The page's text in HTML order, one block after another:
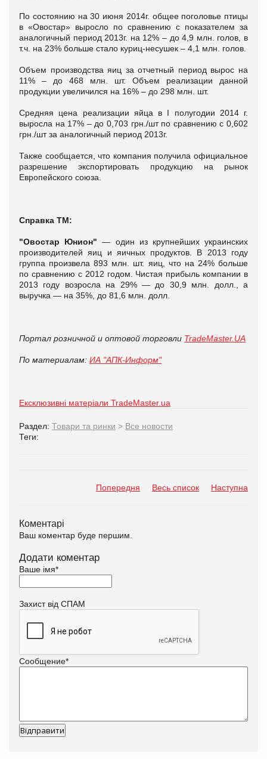
По состоянию на 30 июня 2014г. общее поголовье птицы
в «Овостар» выросло по сравнению с показателем за
аналогичный период 2013г. на 12% – до 4,9 млн. голов, в
т.ч. на 23% больше стало куриц-несушек – 4,1 млн. голов.
Объем производства яиц за отчетный период вырос на
11% – до 468 млн. шт. Объем реализации данной
продукции увеличился на 16% – до 298 млн. шт.
Средняя цена реализации яйца в I полугодии 2014 г.
выросла на 17% – до 0,703 грн./шт по сравнению с 0,602
грн./шт за аналогичный период 2013г.
Также сообщается, что компания получила официальное
разрешение экспортировать продукцию на рынок
Европейского союза.
Справка ТМ:
"Овостар Юнион"— один из крупнейших украинских
производителей яиц и яичных продуктов. В 2013 году
группа произвела 893 млн. шт. яиц, что на 24% больше
по сравнению с 2012 годом. Чистая прибыль компании в
2013 году возросла на 29% — до 30,9 млн. долл., а
выручка — на 35%, до 81,6 млн. долл.
Портал розничной и оптовой торговли TradeMaster.UA
По материалам: ИА "АПК-Информ"
Ексклюзивні матеріали TradeMaster.ua
Раздел: Товари та ринки > Все новости
Теги:
Попередня Весь список Наступна
Коментарі
Ваш коментар буде першим.
Додати коментар
Ваше імя*
Захист від СПАМ
Сообщение*